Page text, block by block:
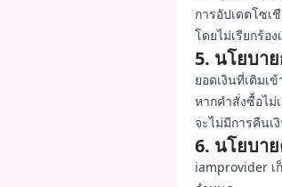
การอัปเดตโซเ
โดยไม่เรียกร้อ
5. นโยบา
ยอดเงินที่เติมเ
หากคำสั่งซื้อไม่
จะไม่มีการคืนเ
6. นโยบา
iamprovider